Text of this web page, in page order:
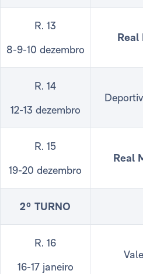
R. 13
8-9-10 dezembro
Real
R. 14
12-13 dezembro
R. 15
19-20 dezembro
Real
2º TURNO
R. 16
16-17 janeiro